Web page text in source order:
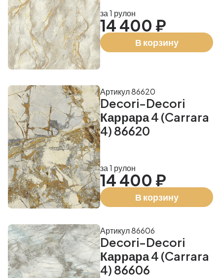
за 1 рулон
14 400 ₽
В корзину
Decori-Decori
Каррара 4 (Carrara
4) 86620
Артикул 86620
за 1 рулон
14 400 ₽
В корзину
Decori-Decori
Каррара 4 (Carrara
4) 86606
Артикул 86606